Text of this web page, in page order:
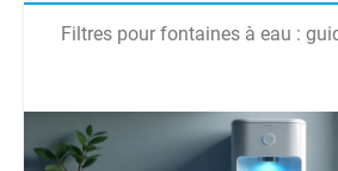
Filtres pour fontaines à eau :